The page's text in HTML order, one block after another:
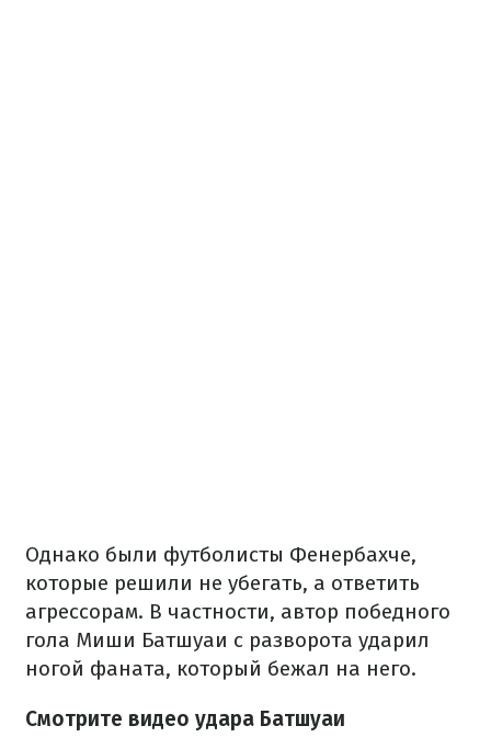
Однако были футболисты Фенербахче,
которые решили не убегать, а ответить
агрессорам. В частности, автор победного
гола Миши Батшуаи с разворота ударил
ногой фаната, который бежал на него.
Смотрите видео удара Батшуаи